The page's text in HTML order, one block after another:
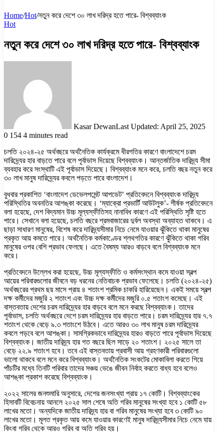
Home/Hot/নতুন করে দেশে ৩০ লাখ দরিদ্র হতে পারে- বিশ্বব্যাংক
Hot
নতুন করে দেশে ৩০ লাখ দরিদ্র হতে পারে- বিশ্বব্যাংক
Kasar DewanLast Updated: April 25, 2025
0 154 4 minutes read
চলতি ২০২৪-২৫ অর্থবছরে অর্থনৈতিক কার্যক্রমে ধীরগতির কারণে বাংলাদেশে চরম
দারিদ্র্যের হার বাড়তে পারে বলে পূর্বাভাস দিয়েছে বিশ্বব্যাংক। আন্তর্জাতিক দারিদ্র্য সীমা
ব্যবহার করে সংস্থাটি এই পূর্বাভাস দিয়েছে। বিশ্বব্যাংক মনে করে, চলতি বছর নতুন করে
৩০ লাখ মানুষ দারিদ্র্যের কবলে পড়তে পারে বাংলাদেশ।
বুধবার প্রকাশিত ‘বাংলাদেশ ডেভেলপমেন্ট আপডেট’ প্রতিবেদনে বিশ্বব্যাংক দারিদ্র্য
পরিস্থিতির অবনতির আশঙ্কা করেছে। ‘ম্যাক্রো প্রভার্টি আউটলুক’- শীর্ষক প্রতিবেদনে
বলা হয়েছে, দেশ বিদ্যমান উচ্চ মূল্যস্ফীতিসহ নানাবিধ কারণে এই পরিস্থিতি সৃষ্টি হতে
পারে। সেখানে বলা হয়েছে, চলতি বছরে শ্রমবাজারের দুর্বল অবস্থা অব্যাহত থাকবে। এ
ছাড়া সাধারণ মানুষের, বিশেষ করে দারিদ্র্যসীমার নিচে নেমে যাওয়ার ঝুঁকিতে থাকা মানুষের
প্রকৃত আয় কমতে পারে। অর্থনৈতিক কর্মকাণ্ডের শ্লথগতির কারণে ঝুঁকিতে থাকা গরিব
মানুষের ওপর বেশি প্রভাব ফেলছে। এতে বৈষম্য আরও বাড়বে বলে বিশ্বব্যাংক মনে
করে।
প্রতিবেদনে উল্লেখ করা হয়েছে, উচ্চ মূল্যস্ফীতি ও কর্মসংস্থান কমে যাওয়া স্বল্প
আয়ের পরিবারগুলোর জীবনে বড় ধরনের নেতিবাচক প্রভাব ফেলেছে। চলতি (২০২৪-২৫)
অর্থবছরের প্রথম ছয় মাসে প্রায় ৪ শতাংশ শ্রমিক চাকরি হারিয়েছেন। একই সময়ে স্বল্প
দক্ষ কর্মীদের মজুরি ২ শতাংশ এবং উচ্চ দক্ষ কর্মীদের মজুরি ০.৫ শতাংশ কমেছে। এই
বাস্তবতায় দেশের চরম দারিদ্র্যের হার বাড়বে বলে মনে করছে বিশ্বব্যাংক। তাদের
পূর্বাভাস, চলতি অর্থবছরে দেশে চরম দারিদ্র্যের হার বাড়তে পারে। চরম দারিদ্র্যের হার ৭.৭
শতাংশ থেকে বেড়ে ৯.৩ শতাংশে উঠবে। এতে আরও ৩০ লাখ মানুষ চরম দারিদ্র্যের
কবলে পড়বে বলে আশঙ্কা। সামগ্রিকভাবে দারিদ্র্যের হারও বাড়তে পারে পূর্বাভাস দিয়েছে
বিশ্বব্যাংক। জাতীয় দারিদ্র্য হার গত বছরে ছিল সাড়ে ২০ শতাংশ। ২০২৫ সালে তা
বেড়ে ২২.৯ শতাংশ হবে। তবে এই বাস্তবতায় প্রবাসী আয় গ্রহণকারী পরিবারগুলো
ভালো থাকবে বলে মনে করে বিশ্বব্যাংক। অর্থনৈতিক সংকটের মোকাবিলা করতে গিয়ে
পাঁচটির মধ্যে তিনটি পরিবার তাদের সঞ্চয় ভেঙে জীবন নির্বাহ করতে বাধ্য হবে বলেও
আশঙ্কা প্রকাশ করেছে বিশ্বব্যাংক।
২০২২ সালের জনশুমারি অনুসারে, দেশের জনসংখ্যা প্রায় ১৭ কোটি। বিশ্বব্যাংকের
হিসাবটি বিবেচনায় আনলে ২০২৫ সাল শেষে অতি গরিব মানুষের সংখ্যা হবে ১ কোটি ৫৮
লাখের মতো। অন্যদিকে জাতীয় দারিদ্র্য হার বা গরিব মানুষের সংখ্যা হবে ৩ কোটি ৯০
লাখের মতো। মূলত প্রকৃত আয় কমে যাওয়ার কারণেই মানুষ দারিদ্র্যসীমার নিচে নেমে যায়
কিংবা গরিব থেকে আরও গরিব বা অতি গরিব হয়।